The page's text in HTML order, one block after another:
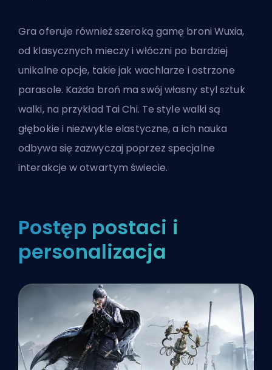
Gra oferuje również szeroką gamę broni Wuxia,
od klasycznych mieczy i włóczni po bardziej
unikalne opcje, takie jak wachlarze i ostrzone
parasole. Każda broń ma swój własny styl sztuk
walki, na przykład Tai Chi. Te style walki są
głębokie i niezwykle elastyczne, a ich nauka
odbywa się zazwyczaj poprzez specjalne
interakcje w otwartym świecie.
Postęp postaci i
personalizacja